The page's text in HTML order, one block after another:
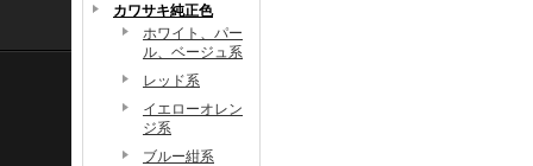
カワサキ純正色
ホワイト、パー
ル、ベージュ系
レッド系
イエローオレン
ジ系
ブルー紺系